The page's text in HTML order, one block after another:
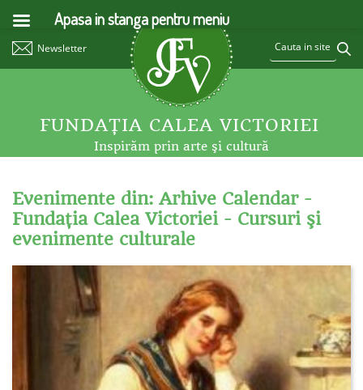
Newsletter
FUNDAŢIA CALEA VICTORIEI
Inspirăm prin arte şi cultură
Evenimente din: Arhive Calendar -
Fundaţia Calea Victoriei - Cursuri şi
evenimente culturale
Apasa in stanga pentru meniu